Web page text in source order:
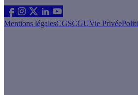
Mentions légalesCGSCGUVie Privée